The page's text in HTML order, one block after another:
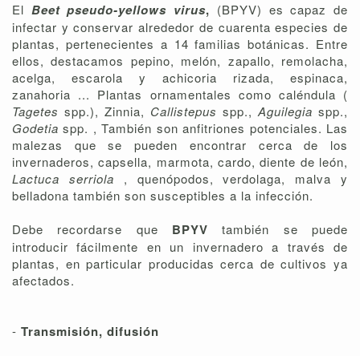
El Beet pseudo-yellows virus, (BPYV) es capaz de
infectar y conservar alrededor de cuarenta especies de
plantas, pertenecientes a 14 familias botánicas. Entre
ellos, destacamos pepino, melón, zapallo, remolacha,
acelga, escarola y achicoria rizada, espinaca,
zanahoria ... Plantas ornamentales como caléndula (
Tagetes spp.), Zinnia, Callistepus spp.,Aguilegia spp.,
Godetiaspp. , También son anfitriones potenciales. Las
malezas que se pueden encontrar cerca de los
invernaderos, capsella, marmota, cardo, diente de león,
Lactuca serriola , quenópodos, verdolaga, malva y
belladona también son susceptibles a la infección.
Debe recordarse que BPYV también se puede
introducir fácilmente en un invernadero a través de
plantas, en particular producidas cerca de cultivos ya
afectados.
- Transmisión, difusión